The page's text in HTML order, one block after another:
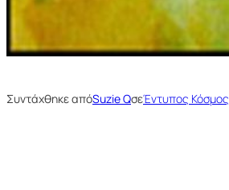
Συντάχθηκε απόSuzie QσεΈντυπος Κόσμος